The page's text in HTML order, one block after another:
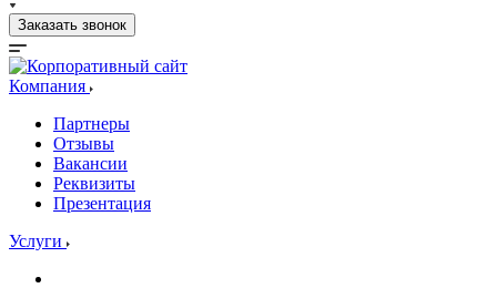
Заказать звонок
Компания
Партнеры
Отзывы
Вакансии
Реквизиты
Презентация
Услуги